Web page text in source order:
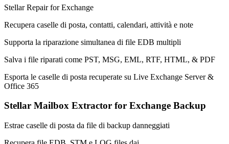
Stellar Repair for Exchange
Recupera caselle di posta, contatti, calendari, attività e note
Supporta la riparazione simultanea di file EDB multipli
Salva i file riparati come PST, MSG, EML, RTF, HTML, & PDF
Esporta le caselle di posta recuperate su Live Exchange Server &
Office 365
Stellar Mailbox Extractor for Exchange Backup
Estrae caselle di posta da file di backup danneggiati